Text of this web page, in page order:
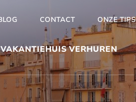
CONTACT ONZE TIPS
VAKANTIEHUIS VERHUREN